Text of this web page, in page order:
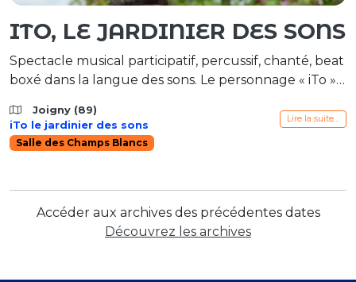
ITO, LE JARDINIER DES SONS
Spectacle musical participatif, percussif, chanté, beat
boxé dans la langue des sons. Le personnage « iTo »
musical. Ce qu’il aime, c’est donner à entendre et
nourrir l’imaginaire. Cet « instrhumain » joue de tout
son corps comme d’un instrument. iTo nous plonge
Lire la suite…
Joigny (89)
iTo le jardinier des sons
Salle des Champs Blancs
Accéder aux archives des précédentes dates
Découvrez les archives